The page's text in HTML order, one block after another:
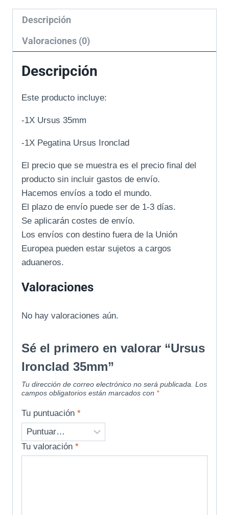
Descripción
Valoraciones (0)
Descripción
Este producto incluye:
-1X Ursus 35mm
-1X Pegatina Ursus Ironclad
El precio que se muestra es el precio final del
producto sin incluir gastos de envío.
Hacemos envíos a todo el mundo.
El plazo de envío puede ser de 1-3 días.
Se aplicarán costes de envío.
Los envíos con destino fuera de la Unión
Europea pueden estar sujetos a cargos
aduaneros.
Valoraciones
No hay valoraciones aún.
Sé el primero en valorar “Ursus
Ironclad 35mm”
Tu dirección de correo electrónico no será publicada. Los
campos obligatorios están marcados con *
Tu puntuación *
Tu valoración *